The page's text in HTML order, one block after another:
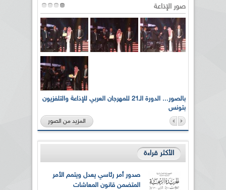
صور الإذاعة
بالصور... الدورة الـ21 للمهرجان العربي للإذاعة والتلفزيون
بتونس
المزيد من الصور
الأكثر قراءة
صدور أمر رئاسي يعدل ويتمم الأمر
المتضمن قانون المعاشات